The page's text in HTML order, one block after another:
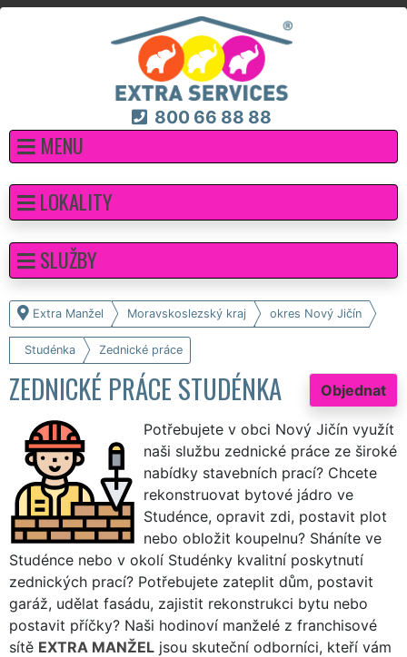
800 66 88 88
MENU
Extra Manžel Moravskoslezský kraj okres Nový Jičín
Studénka Zednické práce
Objednat
ZEDNICKÉ PRÁCE STUDÉNKA
Potřebujete v obci Nový Jičín využít
naši službu zednické práce ze široké
nabídky stavebních prací? Chcete
rekonstruovat bytové jádro ve
Studénce, opravit zdi, postavit plot
nebo obložit koupelnu? Sháníte ve
Studénce nebo v okolí Studénky kvalitní poskytnutí
zednických prací? Potřebujete zateplit dům, postavit
garáž, udělat fasádu, zajistit rekonstrukci bytu nebo
postavit příčky? Naši hodinoví manželé z franchisové
sítě EXTRA MANŽEL jsou skuteční odborníci, kteří vám
LOKALITY
SLUŽBY